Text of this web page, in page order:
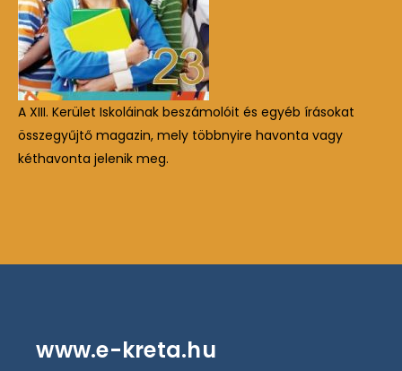
A XIII. Kerület Iskoláinak beszámolóit és egyéb írásokat
összegyűjtő magazin, mely többnyire havonta vagy
kéthavonta jelenik meg.
www.e-kreta.hu